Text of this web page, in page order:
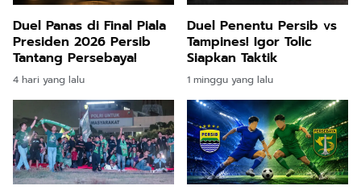
Duel Panas di Final Piala
Presiden 2026 Persib
Tantang Persebaya!
4 hari yang lalu
Duel Penentu Persib vs
Tampines! Igor Tolic
Siapkan Taktik
1 minggu yang lalu